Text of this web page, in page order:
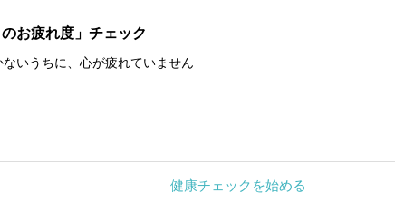
お疲れ度」チェック
ないうちに、心が疲れていません
健康チェックを始める